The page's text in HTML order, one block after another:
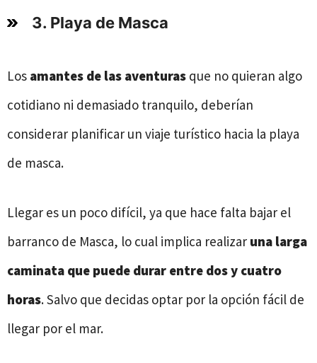
3. Playa de Masca
Los amantes de las aventuras que no quieran algo
cotidiano ni demasiado tranquilo, deberían
considerar planificar un viaje turístico hacia la playa
de masca.
Llegar es un poco difícil, ya que hace falta bajar el
barranco de Masca, lo cual implica realizar una larga
caminata que puede durar entre dos y cuatro
horas. Salvo que decidas optar por la opción fácil de
llegar por el mar.